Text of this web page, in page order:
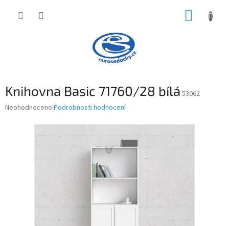
Knihovna Basic 71760/28 bílá 53062
Průměrné
Neohodnoceno Podrobnosti hodnocení